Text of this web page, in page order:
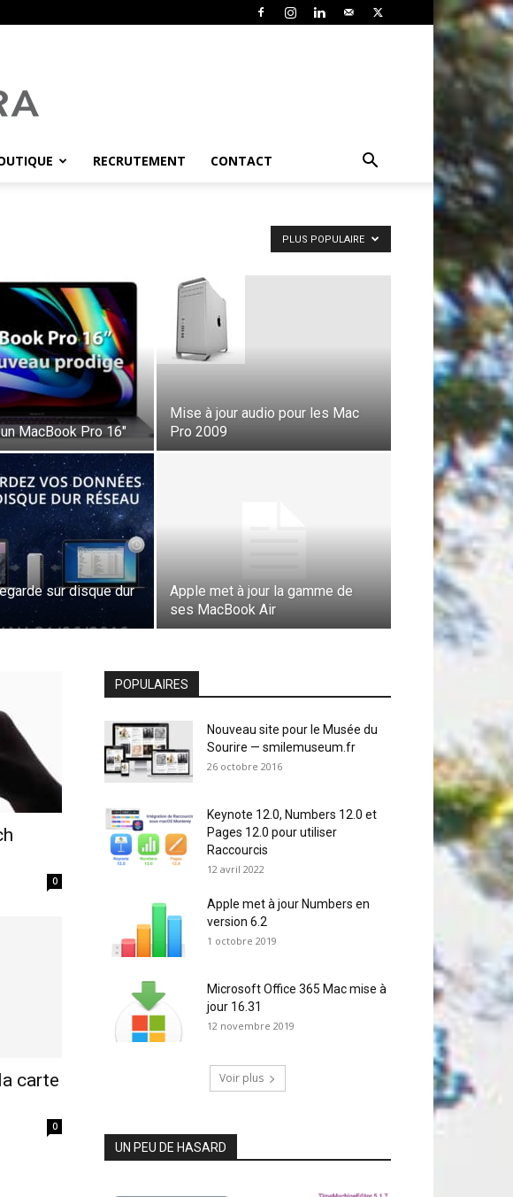
RECRUTEMENT CONTACT
PLUS POPULAIRE
MacBook Pro 16″
Mise à jour audio pour les Mac
Pro 2009
sur disque dur
Apple met à jour la gamme de
ses MacBook Air
0
carte
0
POPULAIRES
Nouveau site pour le Musée du
Sourire — smilemuseum.fr
26 octobre 2016
Keynote 12.0, Numbers 12.0 et
Pages 12.0 pour utiliser
Raccourcis
12 avril 2022
Apple met à jour Numbers en
version 6.2
1 octobre 2019
Microsoft Office 365 Mac mise à
jour 16.31
12 novembre 2019
Voir plus
UN PEU DE HASARD